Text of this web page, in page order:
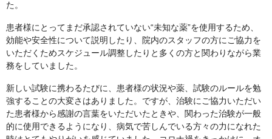
た。
患者様にとってまだ承認されていない“未知な薬”を使用するため、
効能や安全性について説明したり、院内のスタッフの方にご協力を
いただくためスケジュール調整したりと多くの方と関わりながら業
務をしていました。
新しい試験に携わるたびに、患者様の状況や薬、試験のルールを勉
強することの大変さはありました。ですが、治験にご協力いただい
た患者様から感謝の言葉をいただいたときや、関わった治験が一般
的に使用できるようになり、病気で苦しんでいる方々の力になれた